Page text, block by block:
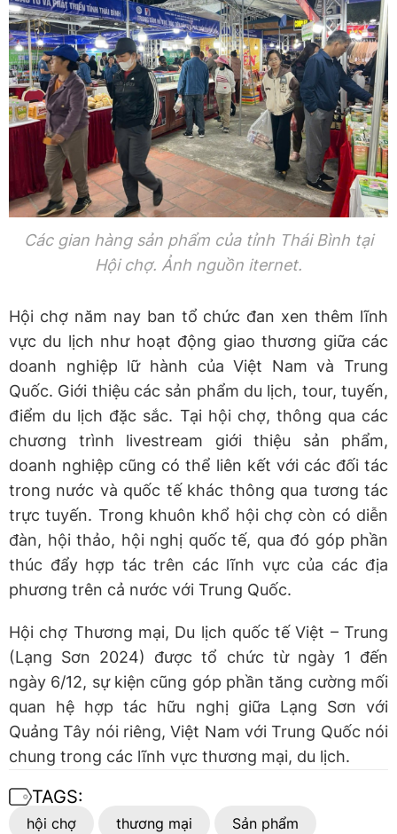
Các gian hàng sản phẩm của tỉnh Thái Bình tại
Hội chợ. Ảnh nguồn iternet.
Hội chợ năm nay ban tổ chức đan xen thêm lĩnh
vực du lịch như hoạt động giao thương giữa các
doanh nghiệp lữ hành của Việt Nam và Trung
Quốc. Giới thiệu các sản phẩm du lịch, tour, tuyến,
điểm du lịch đặc sắc. Tại hội chợ, thông qua các
chương trình livestream giới thiệu sản phẩm,
doanh nghiệp cũng có thể liên kết với các đối tác
trong nước và quốc tế khác thông qua tương tác
trực tuyến. Trong khuôn khổ hội chợ còn có diễn
đàn, hội thảo, hội nghị quốc tế, qua đó góp phần
thúc đẩy hợp tác trên các lĩnh vực của các địa
phương trên cả nước với Trung Quốc.
Hội chợ Thương mại, Du lịch quốc tế Việt – Trung
(Lạng Sơn 2024) được tổ chức từ ngày 1 đến
ngày 6/12, sự kiện cũng góp phần tăng cường mối
quan hệ hợp tác hữu nghị giữa Lạng Sơn với
Quảng Tây nói riêng, Việt Nam với Trung Quốc nói
chung trong các lĩnh vực thương mại, du lịch.
TAGS:
hội chợ thương mại Sản phẩm